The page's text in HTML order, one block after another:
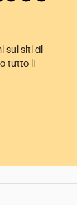
sui siti di
tutto il